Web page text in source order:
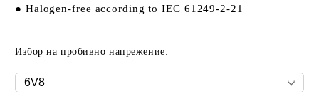
● Halogen-free according to IEC 61249-2-21
Избор на пробивно напрежение: